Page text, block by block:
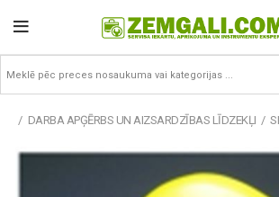
DARBA APĢĒRBS UN AIZSARDZĪBAS LĪDZEKĻI